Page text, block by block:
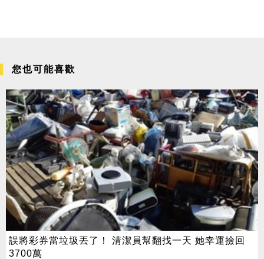
您也可能喜歡
誤將彩券當垃圾丟了！ 清潔員幫翻找一天 她幸運撿回
3700萬